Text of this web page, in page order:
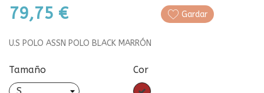
79,75 € Gardar
U.S POLO ASSN POLO BLACK MARRÓN
Tamaño Cor
Marrón